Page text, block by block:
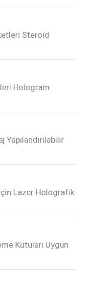
Steroid
Hologram
Yapılandırılabilir
Lazer Holografik
Kutuları Uygun